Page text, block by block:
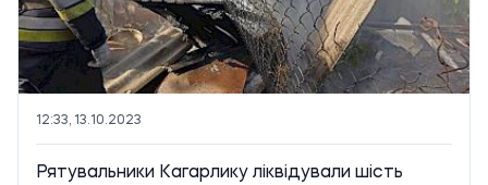
12:33, 13.10.2023
Рятувальники Кагарлику ліквідували шість